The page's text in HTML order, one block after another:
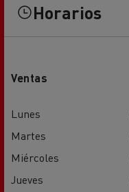
Horarios
Ventas
Lunes
Martes
Miércoles
Jueves